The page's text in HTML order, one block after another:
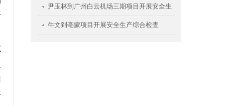
尹玉林到广州白云机场三期项目开展安全生
产检查
牛文到亳蒙项目开展安全生产综合检查